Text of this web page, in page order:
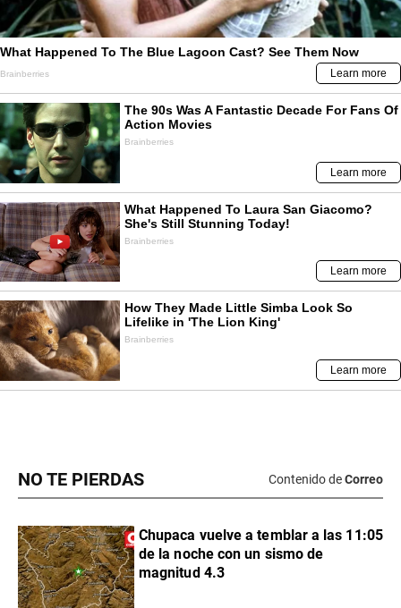
NO TE PIERDAS Contenido deCorreo
Chupaca vuelve a temblar a las 11:05
de la noche con un sismo de
magnitud 4.3